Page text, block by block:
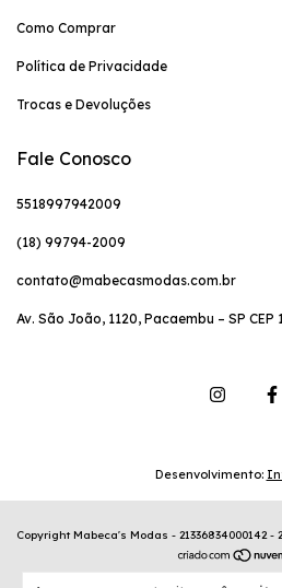
Como Comprar
Política de Privacidade
Trocas e Devoluções
Fale Conosco
5518997942009
(18) 99794-2009
contato@mabecasmodas.com.br
Av. São João, 1120, Pacaembu – SP CEP
Desenvolvimento:
Copyright Mabeca's Modas - 21336834000142 -